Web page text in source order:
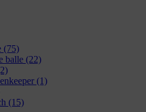
(75)
balle (22)
(1)
(15)